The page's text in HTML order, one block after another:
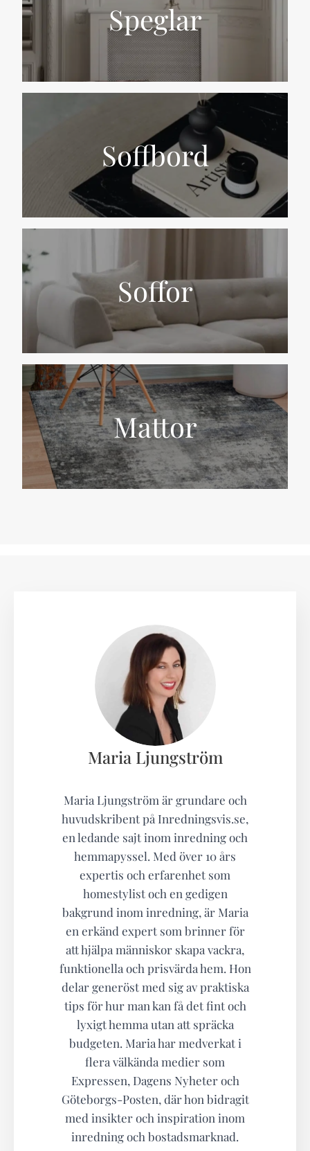
Speglar
Soffbord
Soffor
Mattor
Maria Ljungström
Maria Ljungström är grundare och
huvudskribent på Inredningsvis.se,
en ledande sajt inom inredning och
hemmapyssel. Med över 10 års
expertis och erfarenhet som
homestylist och en gedigen
bakgrund inom inredning, är Maria
en erkänd expert som brinner för
att hjälpa människor skapa vackra,
funktionella och prisvärda hem. Hon
delar generöst med sig av praktiska
tips för hur man kan få det fint och
lyxigt hemma utan att spräcka
budgeten. Maria har medverkat i
flera välkända medier som
Expressen, Dagens Nyheter och
Göteborgs-Posten, där hon bidragit
med insikter och inspiration inom
inredning och bostadsmarknad.